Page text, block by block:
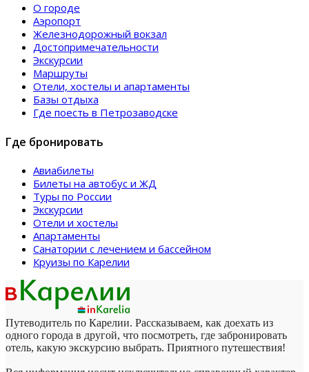
О городе
Аэропорт
Железнодорожный вокзал
Достопримечательности
Экскурсии
Маршруты
Отели, хостелы и апартаменты
Базы отдыха
Где поесть в Петрозаводске
Где бронировать
Авиабилеты
Билеты на автобус и ЖД
Туры по России
Экскурсии
Отели и хостелы
Апартаменты
Санатории с лечением и бассейном
Круизы по Карелии
Путеводитель по Карелии. Рассказываем, как доехать из
одного города в другой, что посмотреть, где забронировать
отель, какую экскурсию выбрать. Приятного путешествия!